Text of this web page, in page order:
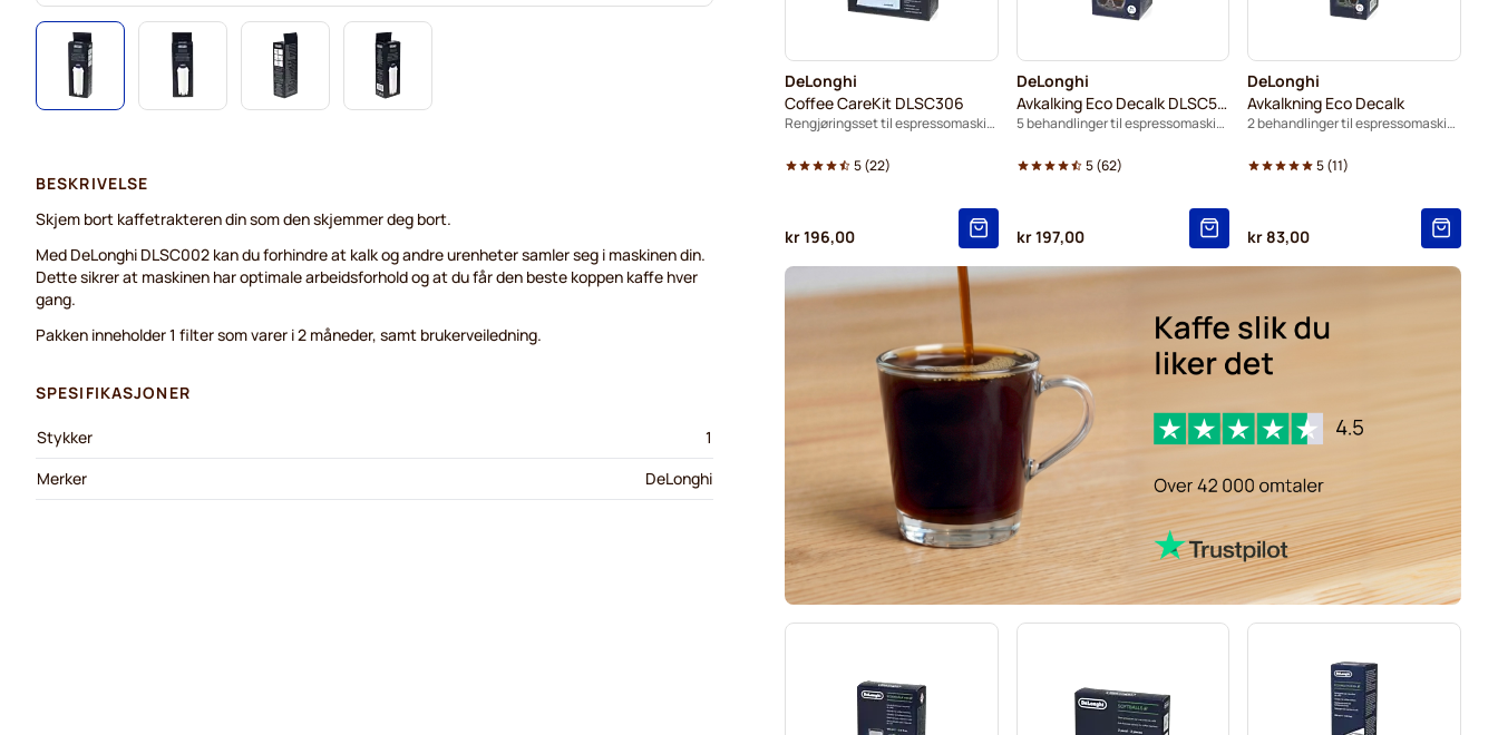
DeLonghi
Coffee CareKit DLSC306
Rengjøringsset til espressomaskiner
5(22)
kr 196,00
DeLonghi
Avkalking Eco Decalk DLSC500
5 behandlinger til espressomaskiner
5(62)
kr 197,00
DeLonghi
Avkalkning Eco Decalk
2 behandlinger til espressomaskiner
5(11)
kr 83,00
BESKRIVELSE
Skjem bort kaffetrakteren din som den skjemmer deg bort.
Med DeLonghi DLSC002 kan du forhindre at kalk og andre urenheter samler seg i maskinen din.
Dette sikrer at maskinen har optimale arbeidsforhold og at du får den beste koppen kaffe hver
gang.
Pakken inneholder 1 filter som varer i 2 måneder, samt brukerveiledning.
SPESIFIKASJONER
Stykker
1
Merker
DeLonghi